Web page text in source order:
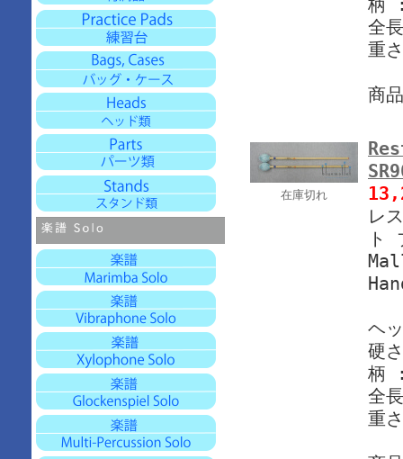
柄
全
重
商
在庫切れ
レ
ト
ヘ
硬
柄
全
重